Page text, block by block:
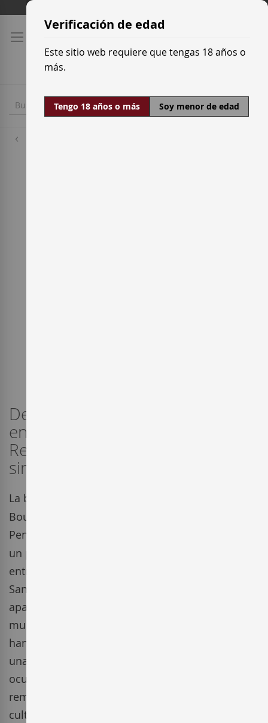
contenido
Desde el máximo respecto por el
entorno, los vinos de Terra
Remota expresan, de forma
sincera, el terroir de l'Empordà.
La bodega
Bournazeau nace en el 2006 en el nordeste de la
Península Ibérica, dentro de la
un proyecto apartado, en un paraje solitario,
entre los pequeños pueblos de Campmany y
Sant Climent Sescebes, y cautivador por su
apariencia de lejanía respecto al resto del
mundo, justificando así, el nombre con el que
han bautizado su bodega. A pesar de estar en
una localización escondida, esta zona ha estado
ocupada por comunidades desde tiempos
remotos, teniendo restos de asentamientos de la
cultura ibérica. Por eso,
Verificación de edad
Este sitio web requiere que tengas 18 años o
más.
Tengo 18 años o más Soy menor de edad